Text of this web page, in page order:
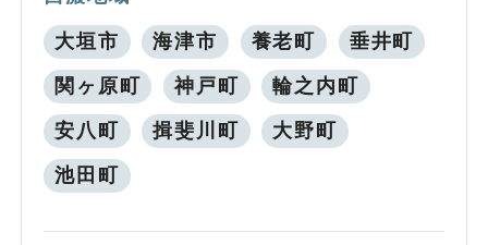
大垣市 海津市 養老町 垂井町
関ヶ原町 神戸町 輪之内町
安八町 揖斐川町 大野町
池田町